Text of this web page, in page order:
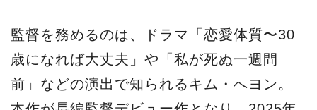
監督を務めるのは、ドラマ「恋愛体質〜30
歳になれば大丈夫」や「私が死ぬ一週間
前」などの演出で知られるキム・へヨン。